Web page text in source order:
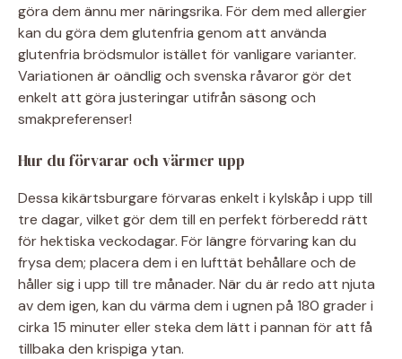
göra dem ännu mer näringsrika. För dem med allergier
kan du göra dem glutenfria genom att använda
glutenfria brödsmulor istället för vanligare varianter.
Variationen är oändlig och svenska råvaror gör det
enkelt att göra justeringar utifrån säsong och
smakpreferenser!
Hur du förvarar och värmer upp
Dessa kikärtsburgare förvaras enkelt i kylskåp i upp till
tre dagar, vilket gör dem till en perfekt förberedd rätt
för hektiska veckodagar. För längre förvaring kan du
frysa dem; placera dem i en lufttät behållare och de
håller sig i upp till tre månader. När du är redo att njuta
av dem igen, kan du värma dem i ugnen på 180 grader i
cirka 15 minuter eller steka dem lätt i pannan för att få
tillbaka den krispiga ytan.